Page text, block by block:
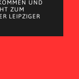
UND
ZUM
LEIPZIGER